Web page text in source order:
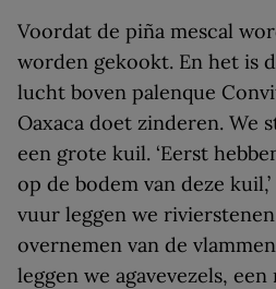
Voordat de piña mescal
worden gekookt. En het is
lucht boven palenque
Oaxaca doet zinderen. We
een grote kuil. ‘Eerst
op de bodem van deze
vuur leggen we
overnemen van de
leggen we agavevezels,